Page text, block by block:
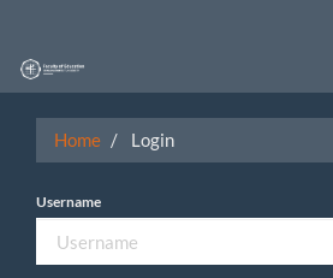
Main
Home Login
Username